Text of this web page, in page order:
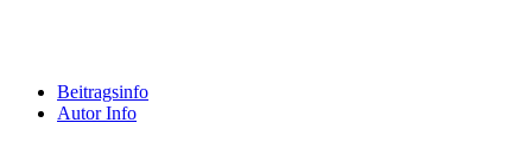
Beitragsinfo
Autor Info